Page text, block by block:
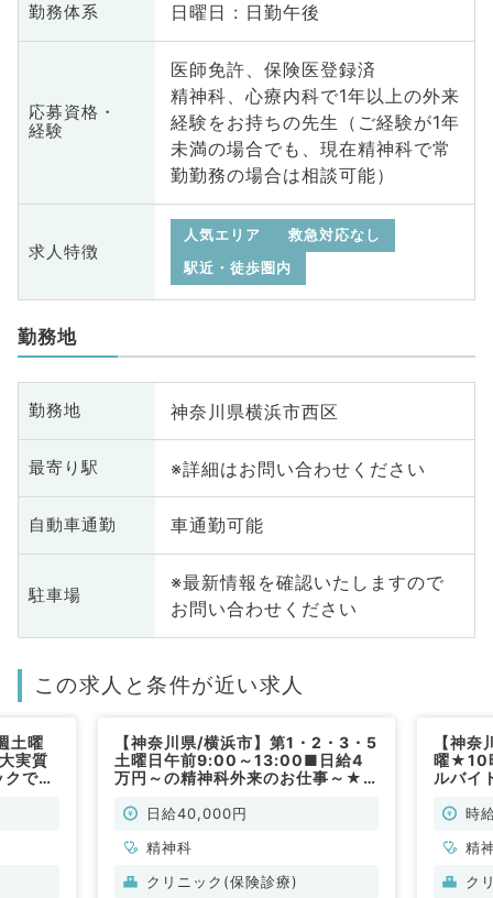
勤務体系 日曜日 : 日勤午後
応募資格・
経験
医師免許、保険医登録済
精神科、心療内科で1年以上の外来
経験をお持ちの先生（ご経験が1年
未満の場合でも、現在精神科で常
勤勤務の場合は相談可能）
求人特徴
人気エリア
救急対応なし
駅近・徒歩圏内
勤務地
勤務地 神奈川県横浜市西区
最寄り駅 ※詳細はお問い合わせください
自動車通勤 車通勤可能
駐車場
※最新情報を確認いたしますので
お問い合わせください
この求人と条件が近い求人
土曜
実質
で精
【神奈川県/横浜市】第1・2・3・5
土曜日午前9:00～13:00■日給4
万円～の精神科外来のお仕事～★
のご勤務です （精神科/非常勤）
日給40,000円
精神科
クリニック(保険診療)
【神
曜★10
ルバイ
時
精
ク